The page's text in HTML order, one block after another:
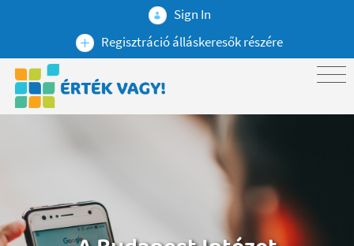
Sign In
Regisztráció álláskeresők részére